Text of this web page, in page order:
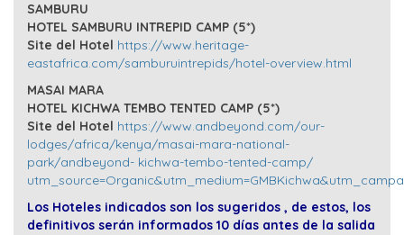
SAMBURU
HOTEL SAMBURU INTREPID CAMP (5*)
Site del Hotel https://www.heritage-
eastafrica.com/samburuintrepids/hotel-overview.html
MASAI MARA
HOTEL KICHWA TEMBO TENTED CAMP (5*)
Site del Hotel https://www.andbeyond.com/our-
lodges/africa/kenya/masai-mara-national-
park/andbeyond- kichwa-tembo-tented-camp/
Los Hoteles indicados son los sugeridos , de estos, los
definitivos serán informados 10 días antes de la salida